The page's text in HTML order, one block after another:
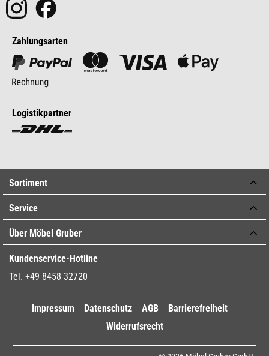
Zahlungsarten
Logistikpartner
Sortiment
Service
Über Möbel Gruber
Kundenservice-Hotline
Tel. +49 8458 32720
Impressum Datenschutz AGB
Barrierefreiheit
Widerrufsrecht